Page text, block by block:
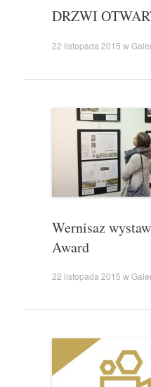
DRZWI
22 listopada 2015 w
Wernisaz
Award
22 listopada 2015 w